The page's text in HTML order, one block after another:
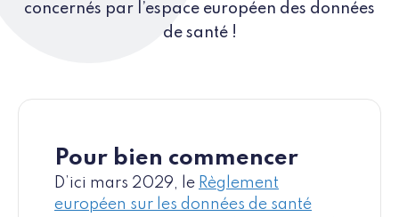
concernés par l’espace européen des données
de santé !
Pour bien commencer
D’ici mars 2029, le Règlement
européen sur les données de santé